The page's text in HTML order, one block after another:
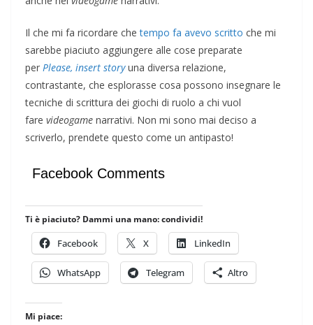
Il che mi fa ricordare chetempo fa avevo scritto che mi
sarebbe piaciuto aggiungere alle cose preparate
per Please, insert storyuna diversa relazione,
contrastante, che esplorasse cosa possono insegnare le
tecniche di scrittura dei giochi di ruolo a chi vuol
fare videogame narrativi. Non mi sono mai deciso a
scriverlo, prendete questo come un antipasto!
Facebook Comments
Ti è piaciuto? Dammi una mano: condividi!
Facebook X LinkedIn
WhatsApp Telegram Altro
Mi piace: